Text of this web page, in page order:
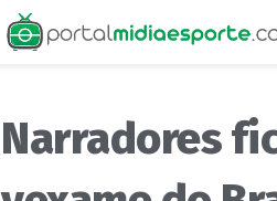
Narradores